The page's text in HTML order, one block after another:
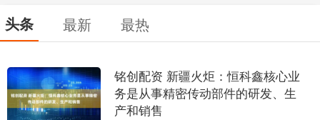
头条 最新 最热
铭创配资 新疆火炬：恒科鑫核心业
务是从事精密传动部件的研发、生
产和销售